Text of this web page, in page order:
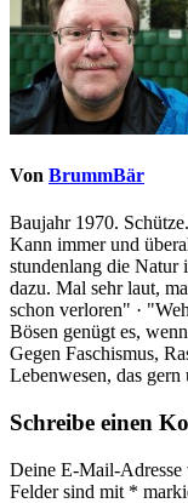
Von BrummBär
Baujahr 1970.
Kann immer und
stundenlang die Natur
dazu. Mal sehr laut,
schon verloren" ·
Bösen genügt es,
Gegen Faschismus,
Lebenwesen, das
Schreibe einen
Deine E-Mail-
Felder sind mit *